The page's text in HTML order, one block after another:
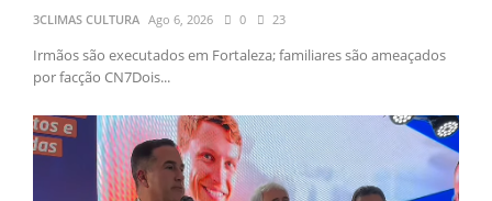
3CLIMAS CULTURA Ago 6, 2026 0 23
Irmãos são executados em Fortaleza; familiares são ameaçados
por facção CN7Dois...